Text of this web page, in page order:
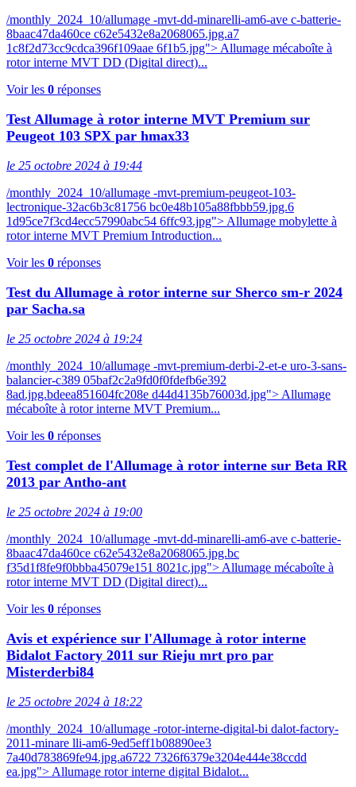
/monthly_2024_10/allumage -mvt-dd-minarelli-am6-ave c-batterie-
8baac47da460ce c62e5432e8a2068065.jpg.a7
1c8f2d73cc9cdca396f109aae 6f1b5.jpg"> Allumage mécaboîte à
rotor interne MVT DD (Digital direct)...
Voir les 0 réponses
Test Allumage à rotor interne MVT Premium sur
Peugeot 103 SPX par hmax33
le 25 octobre 2024 à 19:44
/monthly_2024_10/allumage -mvt-premium-peugeot-103-
lectronique-32ac6b3c81756 bc0e48b105a88fbbb59.jpg.6
1d95ce7f3cd4ecc57990abc54 6ffc93.jpg"> Allumage mobylette à
rotor interne MVT Premium Introduction...
Voir les 0 réponses
Test du Allumage à rotor interne sur Sherco sm-r 2024
par Sacha.sa
le 25 octobre 2024 à 19:24
/monthly_2024_10/allumage -mvt-premium-derbi-2-et-e uro-3-sans-
balancier-c389 05baf2c2a9fd0f0fdefb6e392
8ad.jpg.bdeea851604fc208e d44d4135b76003d.jpg"> Allumage
mécaboîte à rotor interne MVT Premium...
Voir les 0 réponses
Test complet de l'Allumage à rotor interne sur Beta RR
2013 par Antho-ant
le 25 octobre 2024 à 19:00
/monthly_2024_10/allumage -mvt-dd-minarelli-am6-ave c-batterie-
8baac47da460ce c62e5432e8a2068065.jpg.bc
f35d1f8fe9f0bbba45079e151 8021c.jpg"> Allumage mécaboîte à
rotor interne MVT DD (Digital direct)...
Voir les 0 réponses
Avis et expérience sur l'Allumage à rotor interne
Bidalot Factory 2011 sur Rieju mrt pro par
Misterderbi84
le 25 octobre 2024 à 18:22
/monthly_2024_10/allumage -rotor-interne-digital-bi dalot-factory-
2011-minare lli-am6-9ed5eff1b08890ee3
7a40d783869fe94.jpg.a6722 7326f6379e3204e444e38ccdd
ea.jpg"> Allumage rotor interne digital Bidalot...